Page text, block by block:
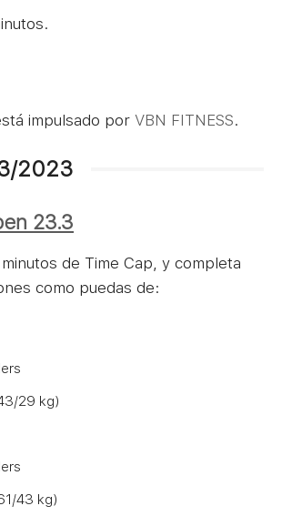
impulsado porVBN FITNESS.
2023
23.3
de Time Cap, y completa
como puedas de:
29 kg)
43 kg)